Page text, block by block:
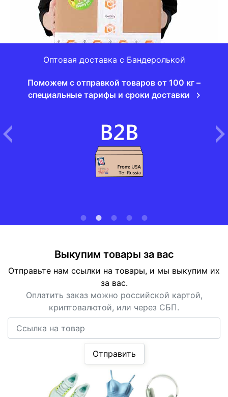
Оптовая доставка с Бандеролькой
Поможем с отправкой товаров от 100 кг –
специальные тарифы и сроки доставки
Выкупим товары за вас
Отправьте нам ссылки на товары, и мы выкупим их
за вас.
Оплатить заказ можно российской картой,
криптовалютой, или через СБП.
Отправить